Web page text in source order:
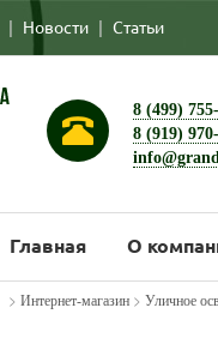
| Новости | Статьи
8 (499)
8 (919)
Главная О
> Интернет-магазин> Уличное